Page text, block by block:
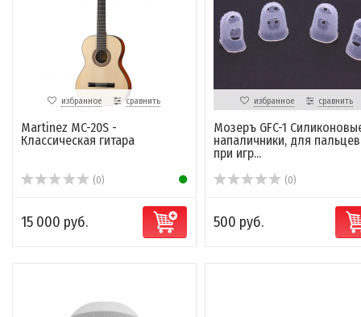
избранное сравнить
Martinez MC-20S -
Классическая гитара
(0)
15 000 руб.
избранное сравнить
Мозеръ GFC-1
напаличники, для пальцев
при игр...
(0)
500 руб.